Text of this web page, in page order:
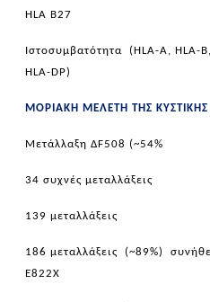
HLA Β27
Ιστοσυμβατότητα (HLA-A, HLA-B,
HLA-DP)
ΜΟΡΙΑΚΗ ΜΕΛΕΤΗ ΤΗΣ ΚΥΣΤΙΚΗΣ
Μετάλλαξη ΔF508 (~54%
34 συχνές μεταλλάξεις
139 μεταλλάξεις
186 μεταλλάξεις (~89%)
Ε822Χ